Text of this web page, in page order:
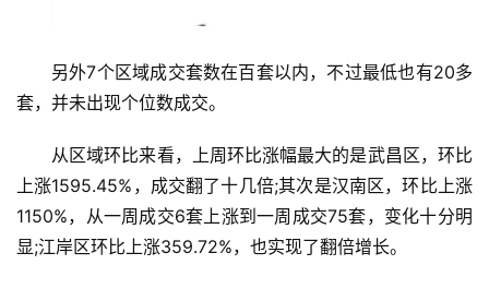
办
旅
游
另外7个区域成交套数在百套以内，不过最低也有20多
套，并未出现个位数成交。
从区域环比来看，上周环比涨幅最大的是武昌区，环比
上涨1595.45%，成交翻了十几倍;其次是汉南区，环比上涨
1150%，从一周成交6套上涨到一周成交75套，变化十分明
显;江岸区环比上涨359.72%，也实现了翻倍增长。